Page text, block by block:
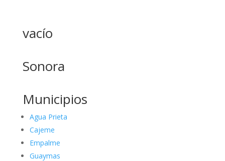
vacío
Sonora
Municipios
Agua Prieta
Cajeme
Empalme
Guaymas